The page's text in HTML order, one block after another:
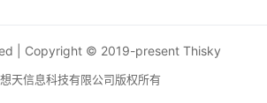
| Copyright © 2019-present Thisky
天信息科技有限公司版权所有